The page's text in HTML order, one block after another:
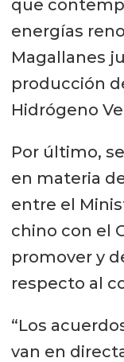
que
energías
Magallanes
producción
Hidrógeno
Por último,
en materia
entre el
chino con el
promover y
respecto al
“Los
van en